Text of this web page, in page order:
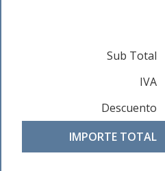
Sub Total
IVA
Descuento
IMPORTE TOTAL